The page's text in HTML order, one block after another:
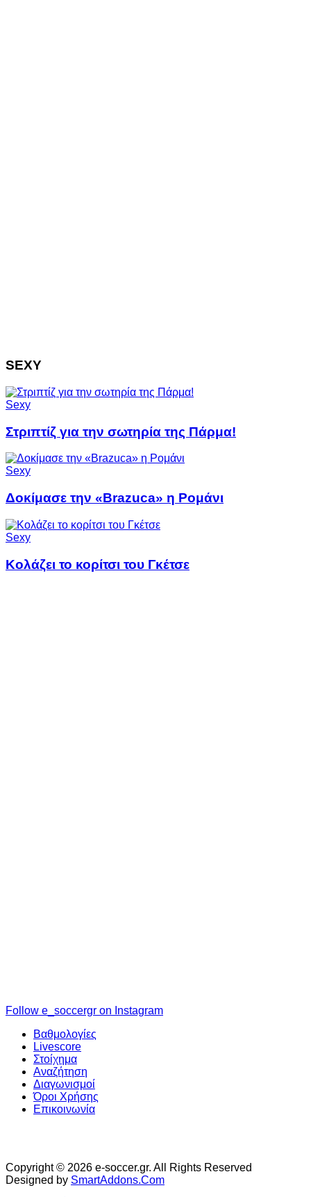
SEXY
Sexy
Στριπτίζ για την σωτηρία της Πάρμα!
Sexy
Δοκίμασε την «Brazuca» η Ρομάνι
Sexy
Κολάζει το κορίτσι του Γκέτσε
Follow e_soccergr on Instagram
Βαθμολογίες
Livescore
Στοίχημα
Αναζήτηση
Διαγωνισμοί
Όροι Χρήσης
Επικοινωνία
Copyright © 2026 e-soccer.gr. All Rights Reserved
Designed by SmartAddons.Com